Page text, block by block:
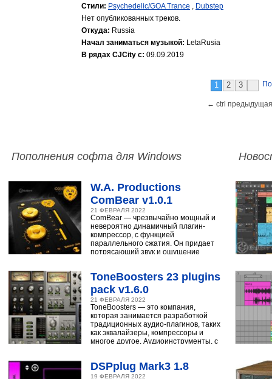
Стили: Psychedelic/GOA Trance , Dubstep
Нет опубликованных треков.
Откуда: Russia
Начал заниматься музыкой: LetaRusia
В рядах CJCity с: 09.09.2019
1 2 3
← ctrl
Пополнения софта для Windows
W.A. Productions
ComBear v1.0.1
21 ФЕВРАЛЯ 2022
ComBear — чрезвычайно мощный и
невероятно динамичный плагин-
компрессор, с функцией
параллельного сжатия. Он придает
потрясающий звук и ощущение
ToneBoosters 23 plugins
pack v1.6.0
21 ФЕВРАЛЯ 2022
ToneBoosters — это компания,
которая занимается разработкой
традиционных аудио-плагинов, таких
как эквалайзеры, компрессоры и
многое другое. Аудиоинструменты, с
DSPplug Mark3 1.8
19 ФЕВРАЛЯ 2022